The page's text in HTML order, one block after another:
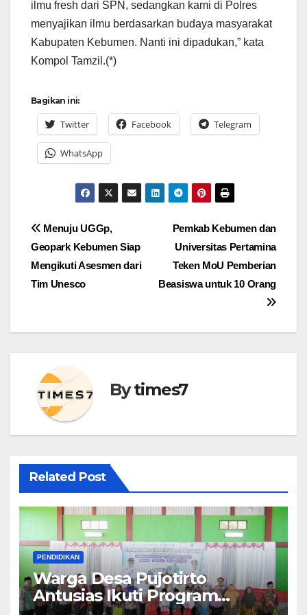
ilmu fresh dari SPN, sedangkan kami di Polres
menyajikan ilmu berdasarkan budaya masyarakat
Kabupaten Kebumen. Nanti ini dipadukan,” kata
Kompol Tamzil.(*)
Bagikan ini:
Twitter Facebook Telegram
WhatsApp
Navigasi
pos
Pemkab Kebumen dan
Universitas Pertamina
Teken MoU Pemberian
Beasiswa untuk 10 Orang
Menuju UGGp,
Geopark Kebumen Siap
Mengikuti Asesmen dari
Tim Unesco
Bytimes7
Related Post
PENDIDIKAN
Warga Desa Pujotirto
Antusias Ikuti Program